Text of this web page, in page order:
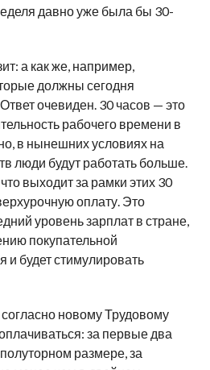
давно уже была бы 30-
а как же, например,
должны сегодня
очевиден. 30 часов — это
рабочего времени в
в нынешних условиях на
люди будут работать больше.
выходит за рамки этих 30
оплату. Это
уровень зарплат в стране,
покупательной
и будет стимулировать
новому Трудовому
за первые два
размере, за